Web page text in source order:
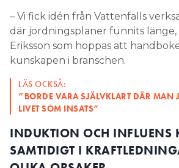
INDUKTION OCH INFLUENS
SAMTIDIGT I
OLIKA ORSAKER.
När uppstår induktion?
En avstängd kraftledning kan
skapas av magnetfältet i en
spänningssatt ledning.